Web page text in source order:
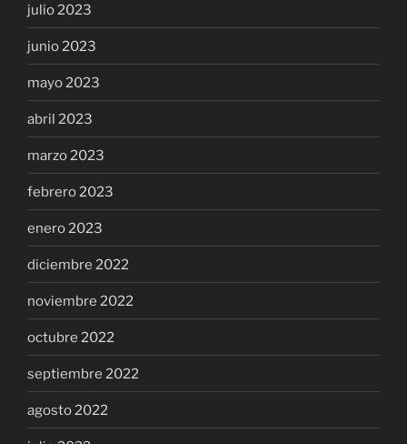
julio 2023
junio 2023
mayo 2023
abril 2023
marzo 2023
febrero 2023
enero 2023
diciembre 2022
noviembre 2022
octubre 2022
septiembre 2022
agosto 2022